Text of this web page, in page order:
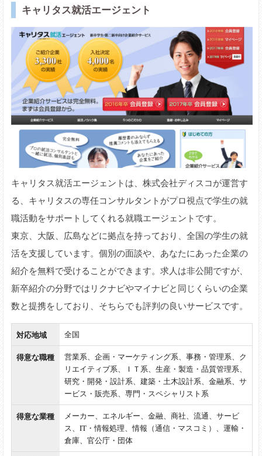
キャリタス就活エージェント
キャリタス就活エージェントは、株式会社ディスコが運営す
る、キャリタスの専任コンサルタントがプロ視点で学生の就
職活動をサポートしてくれる就職エージェントです。
東京、大阪、広島などに拠点を持っており、全国の学生の就
活を支援しています。個別の面談や、あなたにあった企業の
紹介を無料で受けることができます。求人は非公開ですが、
新卒紹介の分野ではリクナビやマイナビと同じくらいの企業
数と提携をしており、そちらでも評判の良いサービスです。
対応地域 全国
得意な職種
営業系、企画・マーケティング系、事務・管理系、ク
リエイティブ系、ＩＴ系、生産・製造・品質管理系、
研究・開発・設計系、建築・土木設計系、金融系、サ
ービス・販売系、専門・スペシャリスト系
得意な業種
メーカー、エネルギー、金融、商社、流通、サービ
ス、IT・情報処理、情報（通信・マスコミ）、運輸・
倉庫、官公庁・団体